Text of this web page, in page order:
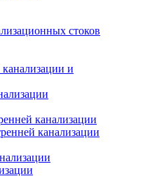
стоков
и
канализации
канализации